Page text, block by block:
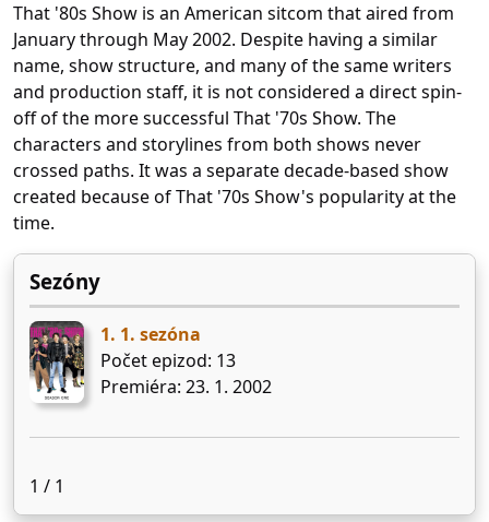
That '80s Show is an American sitcom that aired from
January through May 2002. Despite having a similar
name, show structure, and many of the same writers
and production staff, it is not considered a direct spin-
off of the more successful That '70s Show. The
characters and storylines from both shows never
crossed paths. It was a separate decade-based show
created because of That '70s Show's popularity at the
time.
Sezóny
1. 1. sezóna
Počet epizod: 13
Premiéra: 23. 1. 2002
1 / 1